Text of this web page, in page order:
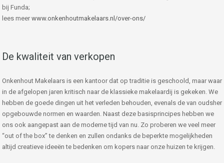
bij Funda;
lees meer www.onkenhoutmakelaars.nl/over-ons/
De kwaliteit van verkopen
Onkenhout Makelaars is een kantoor dat op traditie is geschoold, maar waar
in de afgelopen jaren kritisch naar de klassieke makelaardij is gekeken. We
hebben de goede dingen uit het verleden behouden, evenals de van oudsher
opgebouwde normen en waarden. Naast deze basisprincipes hebben we
ons ook aangepast aan de moderne tijd van nu. Zo proberen we veel meer
“out of the box” te denken en zullen ondanks de beperkte mogelijkheden
altijd creatieve ideeën te bedenken om kopers naar onze huizen te krijgen.